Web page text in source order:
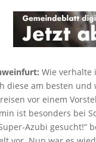
Wie verhalte
diese am besten
vor einem
ist besonders bei
Azubi gesucht!“